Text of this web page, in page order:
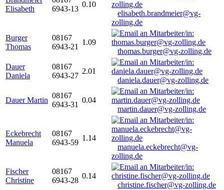
Elisabeth
6943-13
0.10
elisabeth.brandmeier@vg-
zolling.de
Burger
Thomas
08167
6943-21
1.09
thomas.burger@vg-zolling.de
Dauer
Daniela
08167
6943-27
2.01
daniela.dauer@vg-zolling.de
Dauer Martin
08167
6943-31
0.04
martin.dauer@vg-zolling.de
Eckebrecht
Manuela
08167
6943-59
1.14
manuela.eckebrecht@vg-
zolling.de
Fischer
Christine
08167
6943-28
0.14
christine.fischer@vg-zolling.de